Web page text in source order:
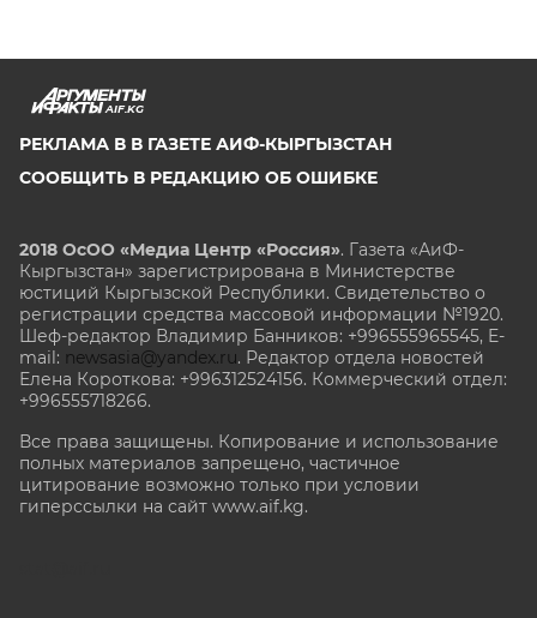
AIF.KG
РЕКЛАМА В В ГАЗЕТЕ АИФ-КЫРГЫЗСТАН
СООБЩИТЬ В РЕДАКЦИЮ ОБ ОШИБКЕ
2018 ОсОО «Медиа Центр «Россия». Газета «АиФ-
Кыргызстан» зарегистрирована в Министерстве
юстиций Кыргызской Республики. Свидетельство о
регистрации средства массовой информации №1920.
Шеф-редактор Владимир Банников: +996555965545, E-
mail: newsasia@yandex.ru. Редактор отдела новостей
Елена Короткова: +996312524156. Коммерческий отдел:
+996555718266.
Все права защищены. Копирование и использование
полных материалов запрещено, частичное
цитирование возможно только при условии
гиперссылки на сайт www.aif.kg.